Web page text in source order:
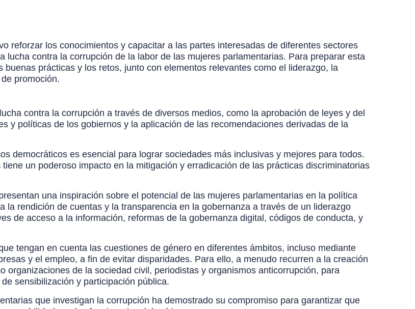
reforzar los conocimientos y capacitar a las partes interesadas de diferentes sectores
lucha contra la corrupción de la labor de las mujeres parlamentarias. Para preparar esta
prácticas y los retos, junto con elementos relevantes como el liderazgo, la
promoción.
contra la corrupción a través de diversos medios, como la aprobación de leyes y del
y políticas de los gobiernos y la aplicación de las recomendaciones derivadas de la
democráticos es esencial para lograr sociedades más inclusivas y mejores para todos.
un poderoso impacto en la mitigación y erradicación de las prácticas discriminatorias
una inspiración sobre el potencial de las mujeres parlamentarias en la política
la rendición de cuentas y la transparencia en la gobernanza a través de un liderazgo
de acceso a la información, reformas de la gobernanza digital, códigos de conducta, y
tengan en cuenta las cuestiones de género en diferentes ámbitos, incluso mediante
y el empleo, a fin de evitar disparidades. Para ello, a menudo recurren a la creación
organizaciones de la sociedad civil, periodistas y organismos anticorrupción, para
sensibilización y participación pública.
que investigan la corrupción ha demostrado su compromiso para garantizar que